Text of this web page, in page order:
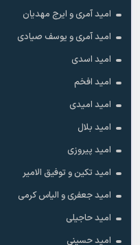
امید آمری و ایرج مهدیان
امید آمری و یوسف صیادی
امید اسدی
امید افخم
امید امیدی
امید بلال
امید پیروزی
امید تکین و توفیق الامیر
امید جعفری و الیاس کرمی
امید حاجیلی
امید حسینی